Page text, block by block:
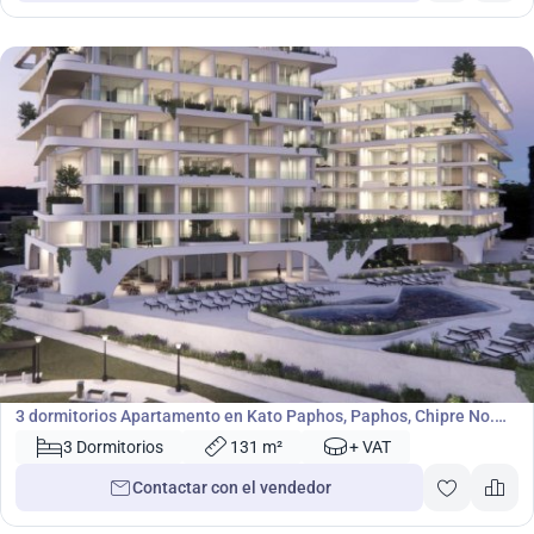
€1 090 000
Apartamento
3 dormitorios Apartamento en Kato Paphos, Paphos, Chipre No.
443243 Dormitorios 131 m² + VAT
Contactar con el vendedor